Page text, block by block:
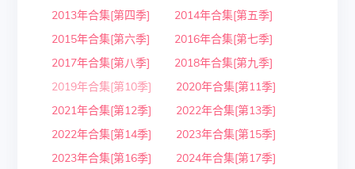
2013年合集[第四季]
2014年合集[第五季]
2015年合集[第六季]
2016年合集[第七季]
2017年合集[第八季]
2018年合集[第九季]
2019年合集[第10季]
2020年合集[第11季]
2021年合集[第12季]
2022年合集[第13季]
2022年合集[第14季]
2023年合集[第15季]
2023年合集[第16季]
2024年合集[第17季]